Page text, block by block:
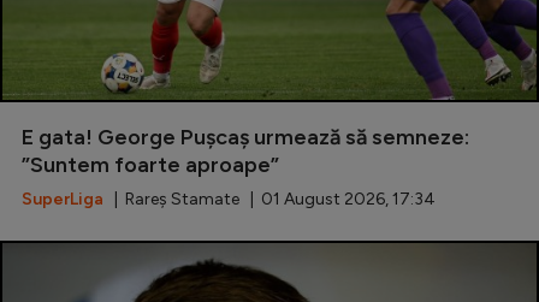
E gata! George Pușcaș urmează să semneze:
”Suntem foarte aproape”
SuperLiga | Rareș Stamate | 01 August 2026, 17:34